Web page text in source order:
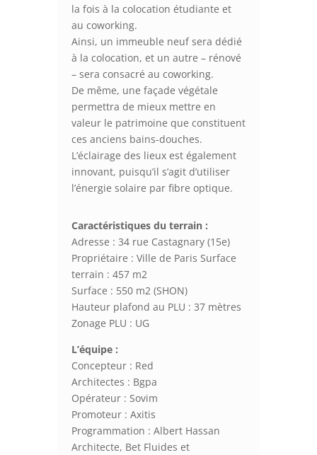
la fois à la colocation étudiante et
au coworking.
Ainsi, un immeuble neuf sera dédié
à la colocation, et un autre – rénové
– sera consacré au coworking.
De même, une façade végétale
permettra de mieux mettre en
valeur le patrimoine que constituent
ces anciens bains-douches.
L’éclairage des lieux est également
innovant, puisqu’il s’agit d’utiliser
l’énergie solaire par fibre optique.
Caractéristiques du terrain :
Adresse : 34 rue Castagnary (15e)
Propriétaire : Ville de Paris Surface
terrain : 457 m2
Surface : 550 m2 (SHON)
Hauteur plafond au PLU : 37 mètres
Zonage PLU : UG
L’équipe :
Concepteur : Red
Architectes : Bgpa
Opérateur : Sovim
Promoteur : Axitis
Programmation : Albert Hassan
Architecte, Bet Fluides et